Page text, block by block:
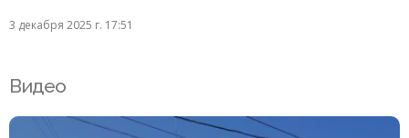
3 декабря 2025 г. 17:51
Видео